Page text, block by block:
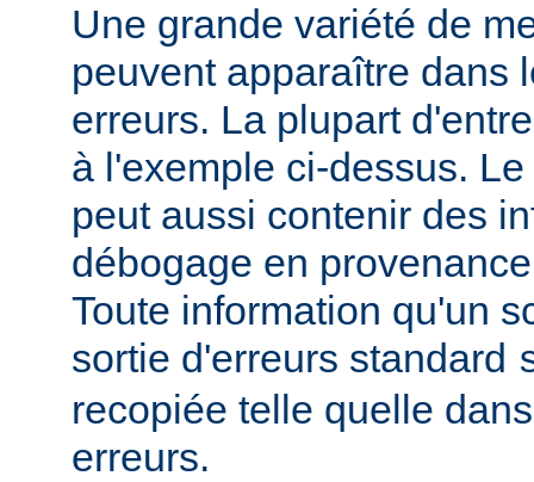
Une grande variété de
peuvent apparaître dans
erreurs. La plupart
à l'exemple ci-dessus.
peut aussi contenir des
débogage en
Toute information qu'un
sortie d'erreurs standard
recopiée telle quelle
erreurs.